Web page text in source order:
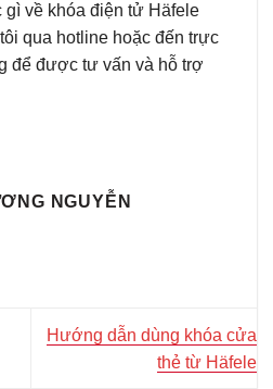
gì về khóa điện tử Häfele
qua hotline hoặc đến trực
để được tư vấn và hỗ trợ
NGUYỄN
Hướng dẫn dùng khóa cửa
thẻ từ Häfele